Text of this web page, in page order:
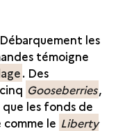
les
témoigne
. Des
Gooseberries,
les fonds de
comme le Liberty